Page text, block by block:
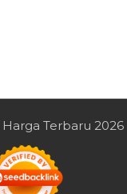
Harga Terbaru 2026